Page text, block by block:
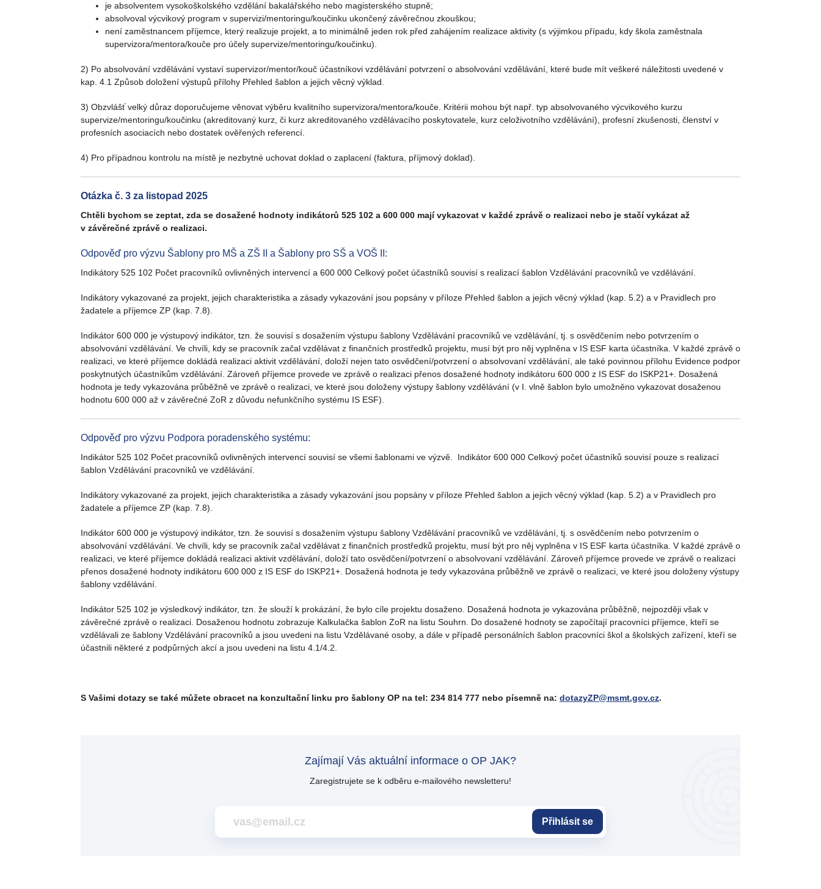
je absolventem vysokoškolského vzdělání bakalářského nebo magisterského stupně;
absolvoval výcvikový program v supervizi/mentoringu/koučinku ukončený závěrečnou zkouškou;
není zaměstnancem příjemce, který realizuje projekt, a to minimálně jeden rok před zahájením realizace aktivity (s výjimkou případu, kdy škola zaměstnala
supervizora/mentora/kouče pro účely supervize/mentoringu/koučinku).
2) Po absolvování vzdělávání vystaví supervizor/mentor/kouč účastníkovi vzdělávání potvrzení o absolvování vzdělávání, které bude mít veškeré náležitosti uvedené v
kap. 4.1 Způsob doložení výstupů přílohy Přehled šablon a jejich věcný výklad.
3) Obzvlášť velký důraz doporučujeme věnovat výběru kvalitního supervizora/mentora/kouče. Kritérii mohou být např. typ absolvovaného výcvikového kurzu
supervize/mentoringu/koučinku (akreditovaný kurz, či kurz akreditovaného vzdělávacího poskytovatele, kurz celoživotního vzdělávání), profesní zkušenosti, členství v
profesních asociacích nebo dostatek ověřených referencí.
4) Pro případnou kontrolu na místě je nezbytné uchovat doklad o zaplacení (faktura, příjmový doklad).
Otázka č. 3 za listopad 2025
Chtěli bychom se zeptat, zda se dosažené hodnoty indikátorů 525 102 a 600 000 mají vykazovat v každé zprávě o realizaci nebo je stačí vykázat až
v závěrečné zprávě o realizaci.
Odpověď pro výzvu Šablony pro MŠ a ZŠ II a Šablony pro SŠ a VOŠ II:
Indikátory 525 102 Počet pracovníků ovlivněných intervencí a 600 000 Celkový počet účastníků souvisí s realizací šablon Vzdělávání pracovníků ve vzdělávání.
Indikátory vykazované za projekt, jejich charakteristika a zásady vykazování jsou popsány v příloze Přehled šablon a jejich věcný výklad (kap. 5.2) a v Pravidlech pro
žadatele a příjemce ZP (kap. 7.8).
Indikátor 600 000 je výstupový indikátor, tzn. že souvisí s dosažením výstupu šablony Vzdělávání pracovníků ve vzdělávání, tj. s osvědčením nebo potvrzením o
absolvování vzdělávání. Ve chvíli, kdy se pracovník začal vzdělávat z finančních prostředků projektu, musí být pro něj vyplněna v IS ESF karta účastníka. V každé zprávě o
realizaci, ve které příjemce dokládá realizaci aktivit vzdělávání, doloží nejen tato osvědčení/potvrzení o absolvovaní vzdělávání, ale také povinnou přílohu Evidence podpor
poskytnutých účastníkům vzdělávání. Zároveň příjemce provede ve zprávě o realizaci přenos dosažené hodnoty indikátoru 600 000 z IS ESF do ISKP21+. Dosažená
hodnota je tedy vykazována průběžně ve zprávě o realizaci, ve které jsou doloženy výstupy šablony vzdělávání (v I. vlně šablon bylo umožněno vykazovat dosaženou
hodnotu 600 000 až v závěrečné ZoR z důvodu nefunkčního systému IS ESF).
Odpověď pro výzvu Podpora poradenského systému:
Indikátor 525 102 Počet pracovníků ovlivněných intervencí souvisí se všemi šablonami ve výzvě. Indikátor 600 000 Celkový počet účastníků souvisí pouze s realizací
šablon Vzdělávání pracovníků ve vzdělávání.
Indikátory vykazované za projekt, jejich charakteristika a zásady vykazování jsou popsány v příloze Přehled šablon a jejich věcný výklad (kap. 5.2) a v Pravidlech pro
žadatele a příjemce ZP (kap. 7.8).
Indikátor 600 000 je výstupový indikátor, tzn. že souvisí s dosažením výstupu šablony Vzdělávání pracovníků ve vzdělávání, tj. s osvědčením nebo potvrzením o
absolvování vzdělávání. Ve chvíli, kdy se pracovník začal vzdělávat z finančních prostředků projektu, musí být pro něj vyplněna v IS ESF karta účastníka. V každé zprávě o
realizaci, ve které příjemce dokládá realizaci aktivit vzdělávání, doloží tato osvědčení/potvrzení o absolvovaní vzdělávání. Zároveň příjemce provede ve zprávě o realizaci
přenos dosažené hodnoty indikátoru 600 000 z IS ESF do ISKP21+. Dosažená hodnota je tedy vykazována průběžně ve zprávě o realizaci, ve které jsou doloženy výstupy
šablony vzdělávání.
Indikátor 525 102 je výsledkový indikátor, tzn. že slouží k prokázání, že bylo cíle projektu dosaženo. Dosažená hodnota je vykazována průběžně, nejpozději však v
závěrečné zprávě o realizaci. Dosaženou hodnotu zobrazuje Kalkulačka šablon ZoR na listu Souhrn. Do dosažené hodnoty se započítají pracovníci příjemce, kteří se
vzdělávali ze šablony Vzdělávání pracovníků a jsou uvedeni na listu Vzdělávané osoby, a dále v případě personálních šablon pracovníci škol a školských zařízení, kteří se
účastnili některé z podpůrných akcí a jsou uvedeni na listu 4.1/4.2.
S Vašimi dotazy se také můžete obracet na konzultační linku pro šablony OP na tel: 234 814 777 nebo písemně na: dotazyZP@msmt.gov.cz.
Zajímají Vás aktuální informace o OP JAK?
Zaregistrujete se k odběru e-mailového newsletteru!
Přihlásit se